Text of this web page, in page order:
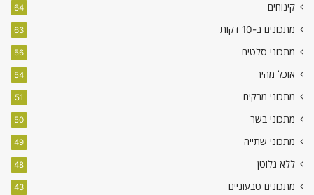
קינוחים 64
מתכונים ב-10 דקות 63
מתכוני סלטים 56
אוכל מהיר 54
מתכוני מרקים 51
מתכוני בשר 50
מתכוני שתייה 49
ללא גלוטן 48
מתכונים טבעוניים 43